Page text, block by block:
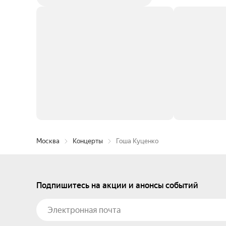
Москва Концерты Гоша Куценко
Подпишитесь на акции и анонсы событий